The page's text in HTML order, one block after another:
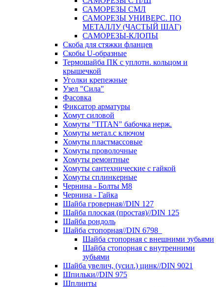
САМОРЕЗЫ СМЛ
САМОРЕЗЫ УНИВЕРС. ПО
МЕТАЛЛУ (ЧАСТЫЙ ШАГ)
САМОРЕЗЫ-КЛОПЫ
Скоба для стяжки фланцев
Скобы U-образные
Термошайба ПК с уплотн. кольцом и
крышечкой
Уголки крепежные
Узел "Сила"
Фасовка
Фиксатор арматуры
Хомут силовой
Хомуты "TITAN" бабочка нерж.
Хомуты метал.с ключом
Хомуты пластмассовые
Хомуты проволочные
Хомуты ремонтные
Хомуты сантехнические с гайкой
Хомуты сплинкерные
Чернина - Болты М8
Чернина - Гайка
Шайба гроверная//DIN 127
Шайба плоская (простая)//DIN 125
Шайба рондоль
Шайба стопорная//DIN 6798
Шайба стопорная с внешними зубьями
Шайба стопорная с внутренними
зубьями
Шайба увелич, (усил.) цинк//DIN 9021
Шпильки//DIN 975
Шплинты